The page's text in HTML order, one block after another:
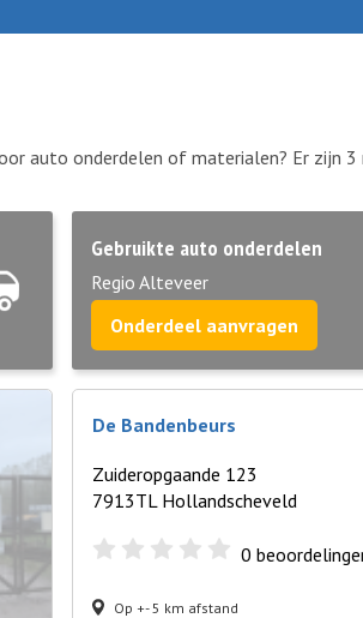
auto onderdelen of materialen? Er zijn 3
Gebruikte auto onderdelen
Regio Alteveer
Onderdeel aanvragen
De Bandenbeurs
Zuideropgaande 123
7913TL Hollandscheveld
0
Op +- 5 km afstand